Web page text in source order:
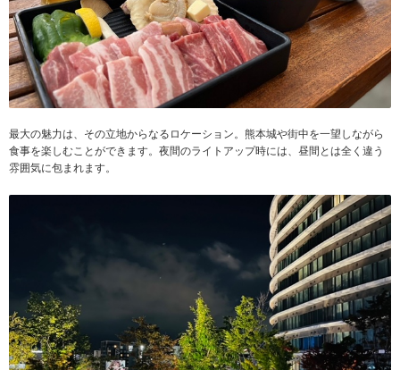
最大の魅力は、その立地からなるロケーション。熊本城や街中を一望しながら
食事を楽しむことができます。夜間のライトアップ時には、昼間とは全く違う
雰囲気に包まれます。